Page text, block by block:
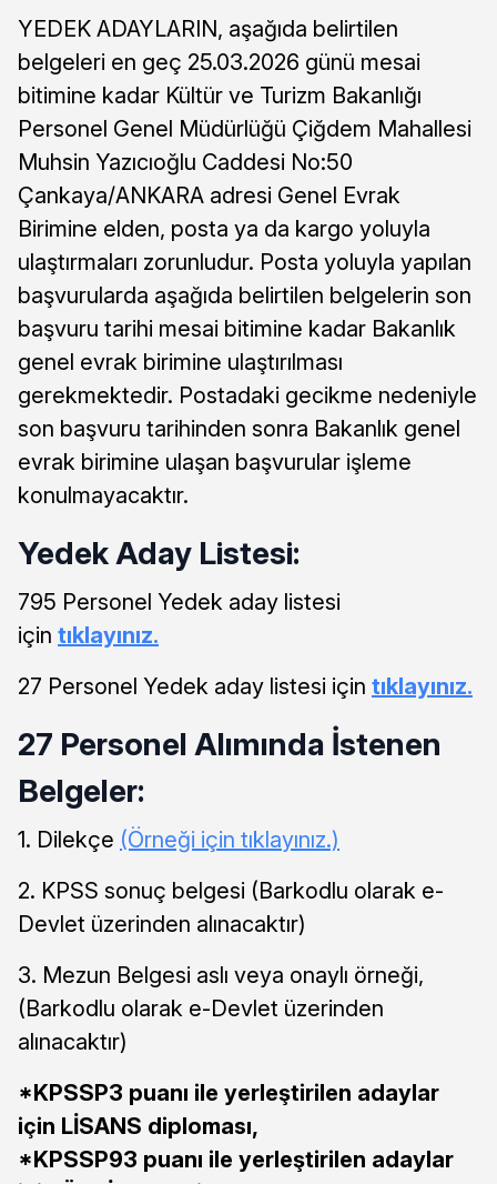
YEDEK ADAYLARIN, aşağıda belirtilen
belgeleri en geç 25.03.2026 günü mesai
bitimine kadar Kültür ve Turizm Bakanlığı
Personel Genel Müdürlüğü Çiğdem Mahallesi
Muhsin Yazıcıoğlu Caddesi No:50
Çankaya/ANKARA adresi Genel Evrak
Birimine elden, posta ya da kargo yoluyla
ulaştırmaları zorunludur. Posta yoluyla yapılan
başvurularda aşağıda belirtilen belgelerin son
başvuru tarihi mesai bitimine kadar Bakanlık
genel evrak birimine ulaştırılması
gerekmektedir. Postadaki gecikme nedeniyle
son başvuru tarihinden sonra Bakanlık genel
evrak birimine ulaşan başvurular işleme
konulmayacaktır.
Yedek Aday Listesi:
795 Personel Yedek aday listesi
için tıklayınız.
27 Personel Yedek aday listesi için tıklayınız.
27 Personel Alımında İstenen
Belgeler:
1. Dilekçe (Örneği için tıklayınız.)
2. KPSS sonuç belgesi (Barkodlu olarak e-
Devlet üzerinden alınacaktır)
3. Mezun Belgesi aslı veya onaylı örneği,
(Barkodlu olarak e-Devlet üzerinden
alınacaktır)
*KPSSP3 puanı ile yerleştirilen adaylar
için LİSANS diploması,
*KPSSP93 puanı ile yerleştirilen adaylar